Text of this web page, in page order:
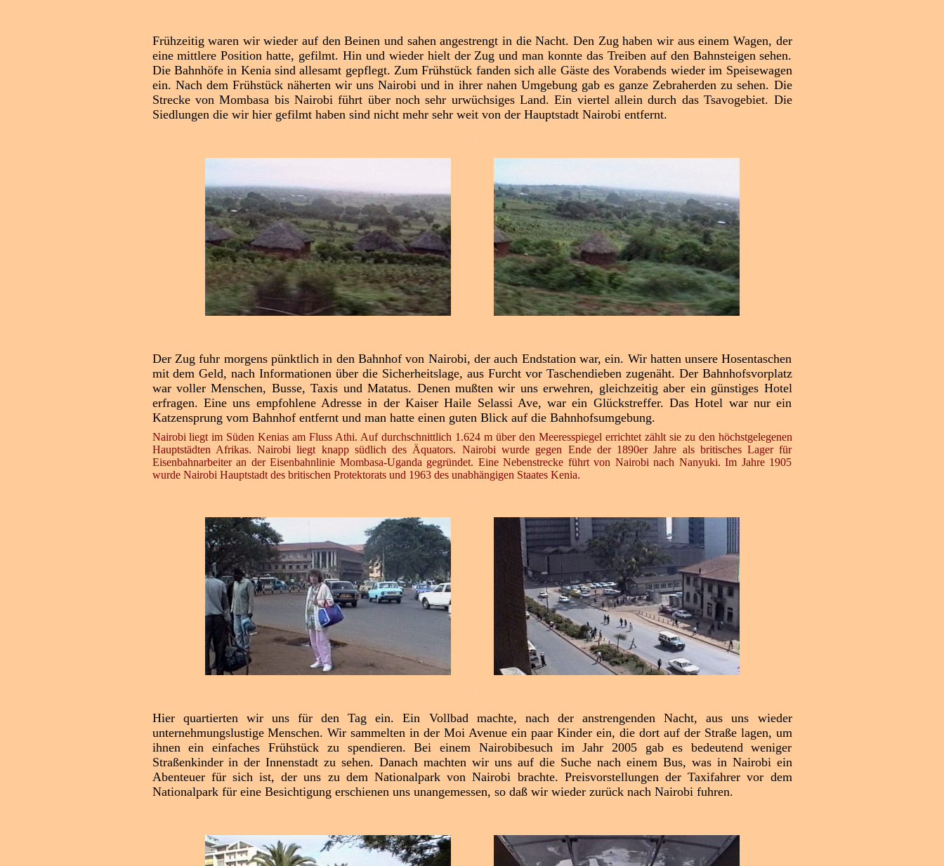
Frühzeitig waren wir wieder auf den Beinen und sahen angestrengt in die Nacht. Den Zug haben wir aus einem Wagen, der
eine mittlere Position hatte, gefilmt. Hin und wieder hielt der Zug und man konnte das Treiben auf den Bahnsteigen sehen.
Die Bahnhöfe in Kenia sind allesamt gepflegt. Zum Frühstück fanden sich alle Gäste des Vorabends wieder im Speisewagen
ein. Nach dem Frühstück näherten wir uns Nairobi und in ihrer nahen Umgebung gab es ganze Zebraherden zu sehen. Die
Strecke von Mombasa bis Nairobi führt über noch sehr urwüchsiges Land. Ein viertel allein durch das Tsavogebiet. Die
Siedlungen die wir hier gefilmt haben sind nicht mehr sehr weit von der Hauptstadt Nairobi entfernt.
Der Zug fuhr morgens pünktlich in den Bahnhof von Nairobi, der auch Endstation war, ein. Wir hatten unsere Hosentaschen
mit dem Geld, nach Informationen über die Sicherheitslage, aus Furcht vor Taschendieben zugenäht. Der Bahnhofsvorplatz
war voller Menschen, Busse, Taxis und Matatus. Denen mußten wir uns erwehren, gleichzeitig aber ein günstiges Hotel
erfragen. Eine uns empfohlene Adresse in der Kaiser Haile Selassi Ave, war ein Glückstreffer. Das Hotel war nur ein
Katzensprung vom Bahnhof entfernt und man hatte einen guten Blick auf die Bahnhofsumgebung.
Nairobi liegt im Süden Kenias am Fluss Athi. Auf durchschnittlich 1.624 m über den Meeresspiegel errichtet zählt sie zu den höchstgelegenen
Hauptstädten Afrikas. Nairobi liegt knapp südlich des Äquators. Nairobi wurde gegen Ende der 1890er Jahre als britisches Lager für
Eisenbahnarbeiter an der Eisenbahnlinie Mombasa-Uganda gegründet. Eine Nebenstrecke führt von Nairobi nach Nanyuki. Im Jahre 1905
wurde Nairobi Hauptstadt des britischen Protektorats und 1963 des unabhängigen Staates Kenia.
Hier quartierten wir uns für den Tag ein. Ein Vollbad machte, nach der anstrengenden Nacht, aus uns wieder
unternehmungslustige Menschen. Wir sammelten in der Moi Avenue ein paar Kinder ein, die dort auf der Straße lagen, um
ihnen ein einfaches Frühstück zu spendieren. Bei einem Nairobibesuch im Jahr 2005 gab es bedeutend weniger
Straßenkinder in der Innenstadt zu sehen. Danach machten wir uns auf die Suche nach einem Bus, was in Nairobi ein
Abenteuer für sich ist, der uns zu dem Nationalpark von Nairobi brachte. Preisvorstellungen der Taxifahrer vor dem
Nationalpark für eine Besichtigung erschienen uns unangemessen, so daß wir wieder zurück nach Nairobi fuhren.